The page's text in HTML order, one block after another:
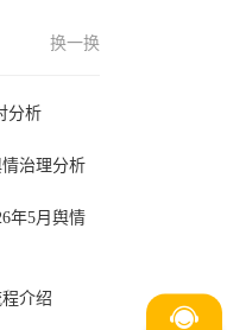
换一换
分析
治理分析
年5月舆情
介绍